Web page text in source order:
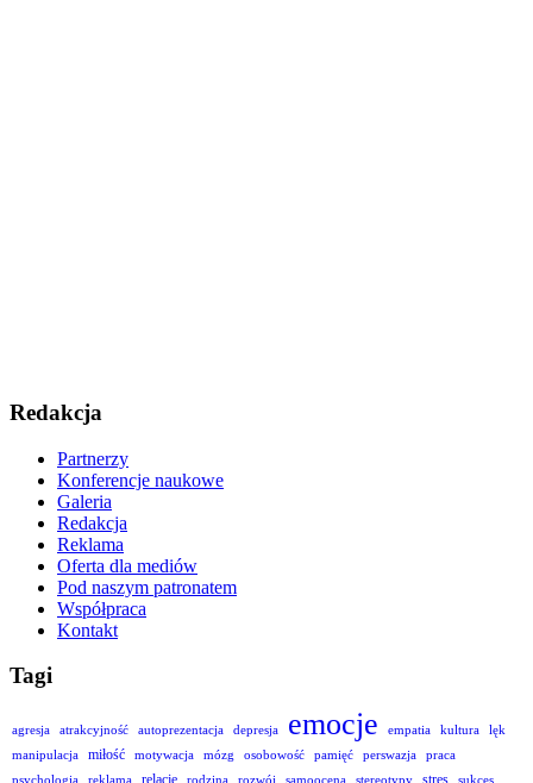
Redakcja
Partnerzy
Konferencje naukowe
Galeria
Redakcja
Reklama
Oferta dla mediów
Pod naszym patronatem
Współpraca
Kontakt
Tagi
agresja atrakcyjność autoprezentacja depresja emocje empatia kultura
lęk
manipulacja
miłość motywacja mózg osobowość pamięć perswazja
praca
psychologia
reklama relacje rodzina rozwój samoocena stereotypy stres sukces